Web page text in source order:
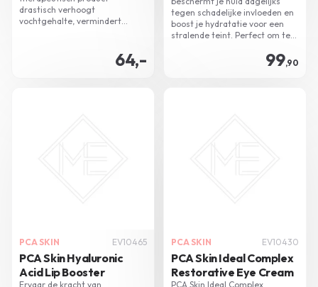
drastisch verhoogt
vochtgehalte, vermindert
voor een gehydrateerde en64,-
tegen schadelijke invloeden en
boost je hydratatie voor een
stralende teint. Perfect om te
huidverzorging en make-up.
99,90
PCA SKIN EV10465
PCA Skin Hyaluronic
Acid Lip Booster
Ervaar de kracht van
PCA SKIN EV10430
PCA Skin Ideal Complex
Restorative Eye Cream
PCA Skin Ideal Complex